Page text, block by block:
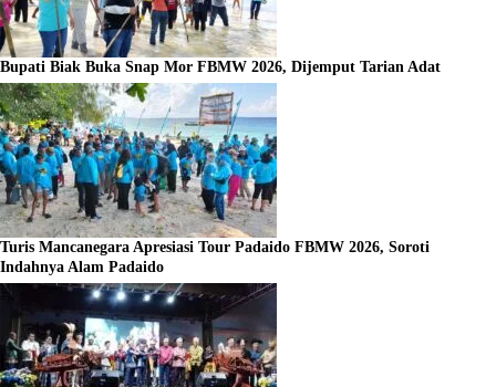
Bupati Biak Buka Snap Mor FBMW 2026, Dijemput Tarian Adat
Turis Mancanegara Apresiasi Tour Padaido FBMW 2026, Soroti
Indahnya Alam Padaido